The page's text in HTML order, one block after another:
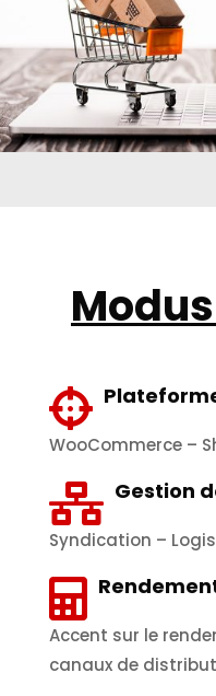
WooCommerce –
Gestion
Syndication –
Accent sur le
canaux de